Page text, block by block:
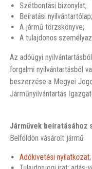
Szétbontási bizonylat;
Beíratási nyilvántartólap;
A jármű törzskönyve;
A tulajdonos
Az adóügyi
forgalmi nyilvántartásból
beszerzése a Megyei
Járműnyilvántartás
Járművek beíratásához
Belföldön vásárolt jármű
Adókivetési nyilatkozat;